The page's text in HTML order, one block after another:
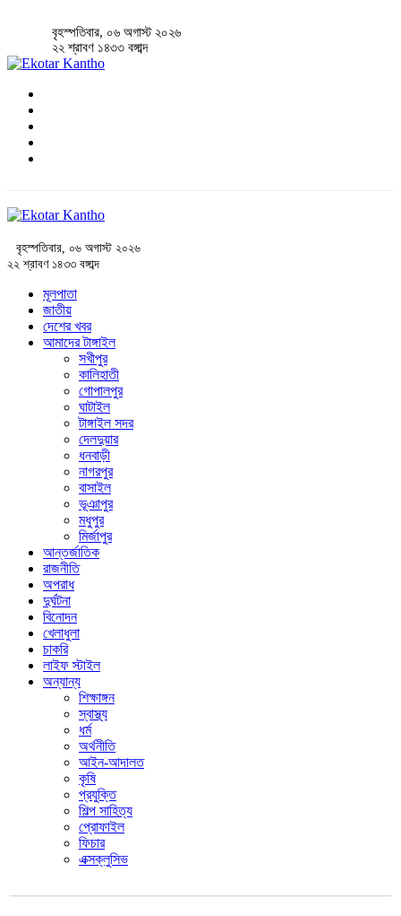
বৃহস্পতিবার, ০৬ অগাস্ট ২০২৬
২২ শ্রাবণ ১৪৩৩ বঙ্গাব্দ
বৃহস্পতিবার, ০৬ অগাস্ট ২০২৬
২২ শ্রাবণ ১৪৩৩ বঙ্গাব্দ
মূলপাতা
জাতীয়
দেশের খবর
আমাদের টাঙ্গাইল
সখীপুর
কালিহাতী
গোপালপুর
ঘাটাইল
টাঙ্গাইল সদর
দেলদুয়ার
ধনবাড়ী
নাগরপুর
বাসাইল
ভূঞাপুর
মধুপুর
মির্জাপুর
আন্তর্জাতিক
রাজনীতি
অপরাধ
দুর্ঘটনা
বিনোদন
খেলাধুলা
চাকরি
লাইফ স্টাইল
অন্যান্য
শিক্ষাঙ্গন
স্বাস্থ্য
ধর্ম
অর্থনীতি
আইন-আদালত
কৃষি
প্রযুক্তি
শিল্প সাহিত্য
প্রোফাইল
ফিচার
এক্সক্লুসিভ